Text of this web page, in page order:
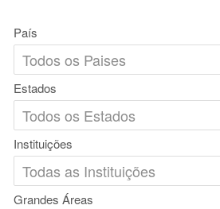
País
Estados
Instituições
Grandes Áreas